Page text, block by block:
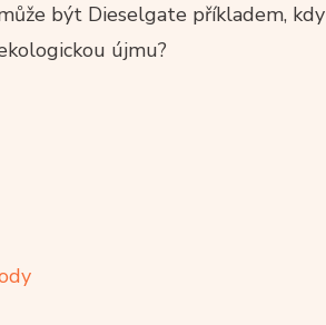
být Dieselgate příkladem, kdy
újmu?